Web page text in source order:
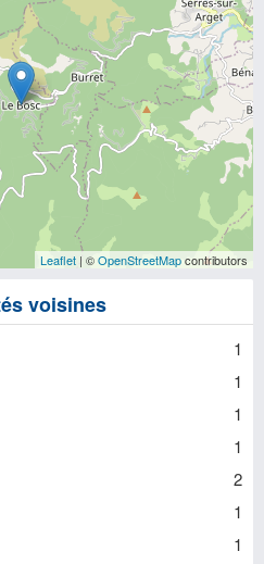
Leaflet | ©OpenStreetMapcontributors
voisines
1
1
1
1
2
1
1